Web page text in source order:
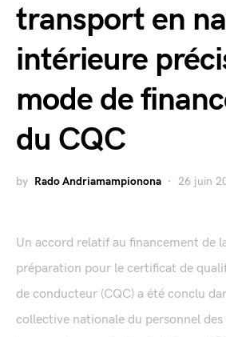
transport en
intérieure
mode de
du CQC
by Rado Andriamampionona 26 juin
Un accord relatif au financement de
préparation pour le certificat de
de conducteur (CQC) a été conclu
collective nationale du personnel